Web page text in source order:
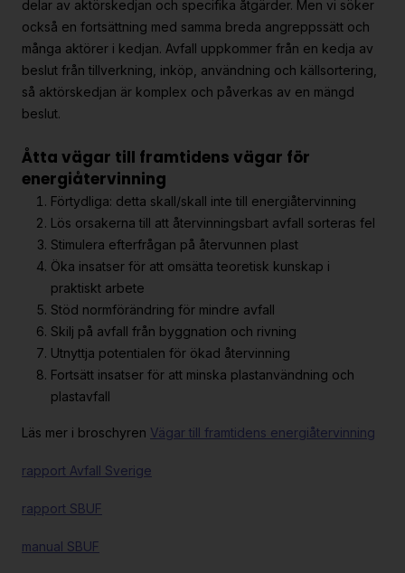
delar av aktörskedjan och specifika åtgärder. Men vi söker
också en fortsättning med samma breda angreppssätt och
många aktörer i kedjan. Avfall uppkommer från en kedja av
beslut från tillverkning, inköp, användning och källsortering,
så aktörskedjan är komplex och påverkas av en mängd
beslut.
Åtta vägar till framtidens vägar för
energiåtervinning
Förtydliga: detta skall/skall inte till energiåtervinning
Lös orsakerna till att återvinningsbart avfall sorteras fel
Stimulera efterfrågan på återvunnen plast
Öka insatser för att omsätta teoretisk kunskap i
praktiskt arbete
Stöd normförändring för mindre avfall
Skilj på avfall från byggnation och rivning
Utnyttja potentialen för ökad återvinning
Fortsätt insatser för att minska plastanvändning och
plastavfall
Läs mer i broschyren Vägar till framtidens energiåtervinning
rapport Avfall Sverige
rapport SBUF
manual SBUF